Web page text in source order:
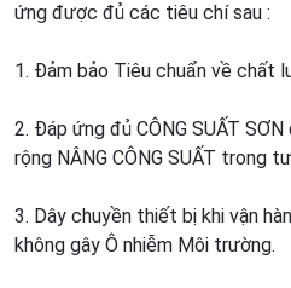
ứng được đủ các tiêu chí sau :
1. Đảm bảo Tiêu chuẩn về chất
2. Đáp ứng đủ CÔNG SUẤT
rộng NÂNG CÔNG SUẤT trong
3. Dây chuyền thiết bị khi vận
không gây Ô nhiễm Môi trường.